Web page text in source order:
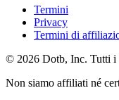
Termini
Privacy
Termini di
© 2026 Dotb, Inc. Tutti i
Non siamo affiliati né